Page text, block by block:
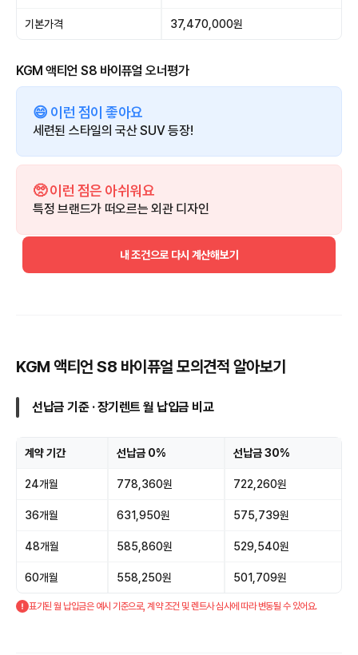
기본가격 37,470,000원
KGM 액티언 S8 바이퓨얼 오너평가
😄 이런 점이 좋아요
세련된 스타일의 국산 SUV 등장!
🥺 이런 점은 아쉬워요
특정 브랜드가 떠오르는 외관 디자인
내 조건으로 다시 계산해보기
KGM 액티언 S8 바이퓨얼 모의견적 알아보기
선납금 기준 · 장기렌트 월 납입금 비교
계약 기간 선납금 0% 선납금 30%
24개월 778,360원 722,260원
36개월 631,950원 575,739원
48개월 585,860원 529,540원
60개월 558,250원 501,709원
표기된 월 납입금은 예시 기준으로, 계약 조건 및 렌트사 심사에 따라 변동될 수 있어요.